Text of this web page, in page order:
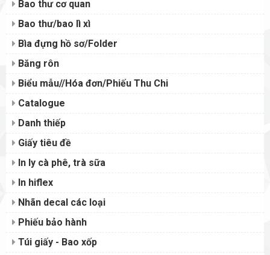
Bao thư cơ quan
Bao thư/bao lì xì
Bìa đựng hồ sơ/Folder
Băng rôn
Biểu mẫu//Hóa đơn/Phiếu Thu Chi
Catalogue
Danh thiếp
Giấy tiêu đề
In ly cà phê, trà sữa
In hiflex
Nhãn decal các loại
Phiếu bảo hành
Túi giấy - Bao xốp